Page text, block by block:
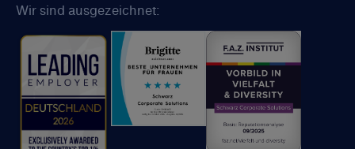
Wir sind ausgezeichnet: